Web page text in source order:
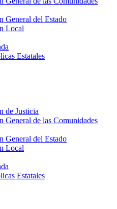
General del Estado
Local
Estatales
de Justicia
General de las Comunidades
General del Estado
Local
Estatales